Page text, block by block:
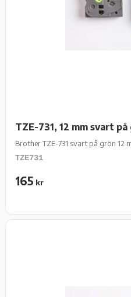
TZE-731, 12 mm svart på
Brother TZE-731 svart på grön 12
TZE731
165 kr